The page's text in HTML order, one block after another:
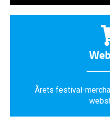
Årets festival-